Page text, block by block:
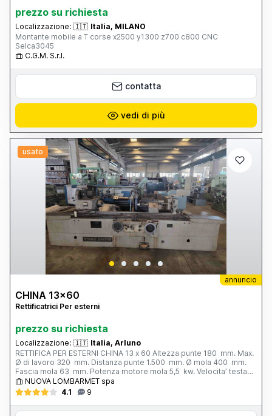
prezzo su richiesta
Localizzazione: 🇮🇹 Italia, MILANO
Montante mobile a T corse x2500 y1300 z700 c800 CNC
Selca3045
C.G.M. S.r.l.
contatta
vedi di più
usato
annuncio
CHINA 13x60
Rettificatrici Per esterni
prezzo su richiesta
Localizzazione: 🇮🇹 Italia, Arluno
RETTIFICA PER ESTERNI CHINA 13 x 60 Altezza punte 180 mm. Max.
Ø di lavoro 320 mm. Distanza punte 1.500 mm. Ø mola 400 mm.
Fascia mola 63 mm. Potenza motore mola 5,5 kw. Velocita’ testa
portapezzo - N. 6; 28 - 280 g/min. Inclinazione tavola - 3° / + 6°
Peso totale 3.800 kg. Completa di: - n. 1 autocentrante Ø 165 mm.
- n. 1 lunetta chiusa - vasca con filtro - cunei di livellamento
NUOVA LOMBARMET spa
4.1
9